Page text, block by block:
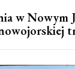
w Nowym